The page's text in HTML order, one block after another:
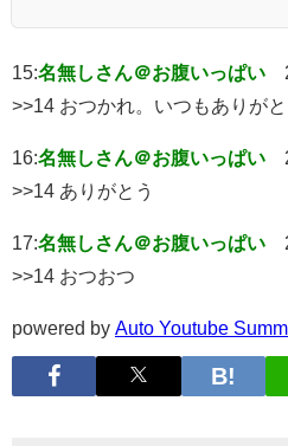
15:名無しさん＠お腹いっぱい
>>14 おつかれ。いつもありがと
16:名無しさん＠お腹いっぱい
>>14 ありがとう
17:名無しさん＠お腹いっぱい
>>14 おつおつ
powered by Auto Youtube